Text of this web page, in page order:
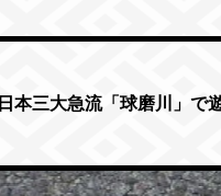
日本三大急流「球磨川」で遊